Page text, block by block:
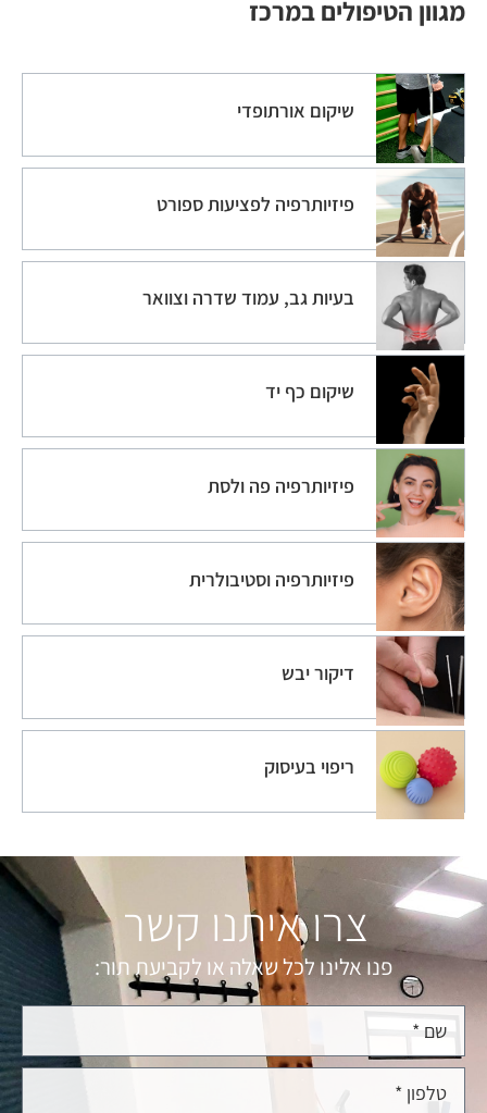
מגוון הטיפולים במרכז
שיקום אורתופדי
פיזיותרפיה לפציעות ספורט
בעיות גב, עמוד שדרה וצוואר
שיקום כף יד
פיזיותרפיה פה ולסת
פיזיותרפיה וסטיבולרית
דיקור יבש
ריפוי בעיסוק
צרו איתנו קשר
פנו אלינו לכל שאלה או לקביעת תור: